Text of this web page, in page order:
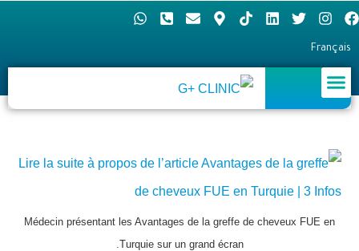
Français
Médecin présentant les Avantages de la greffe de cheveux FUE en
Turquie sur un grand écran.